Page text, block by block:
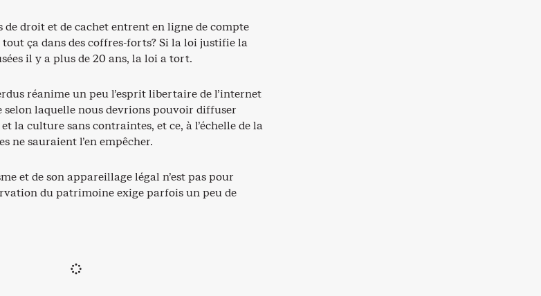
de droit et de cachet entrent en ligne de compte
ça dans des coffres-forts? Si la loi justifie la
il y a plus de 20 ans, la loi a tort.
réanime un peu l’esprit libertaire de l’internet
selon laquelle nous devrions pouvoir diffuser
la culture sans contraintes, et ce, à l’échelle de la
ne sauraient l’en empêcher.
et de son appareillage légal n’est pas pour
du patrimoine exige parfois un peu de